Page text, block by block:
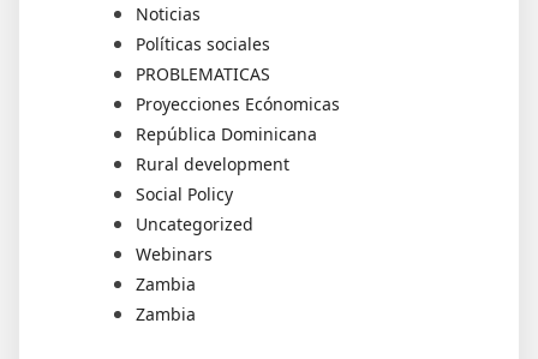
Noticias
Políticas sociales
PROBLEMATICAS
Proyecciones Ecónomicas
República Dominicana
Rural development
Social Policy
Uncategorized
Webinars
Zambia
Zambia